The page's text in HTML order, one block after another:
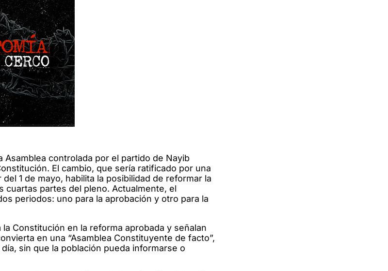
controlada por el partido de Nayib
El cambio, que sería ratificado por una
1 de mayo, habilita la posibilidad de reformar la
cuartas partes del pleno. Actualmente, el
periodos: uno para la aprobación y otro para la
Constitución en la reforma aprobada y señalan
en una “Asamblea Constituyente de facto”,
sin que la población pueda informarse o